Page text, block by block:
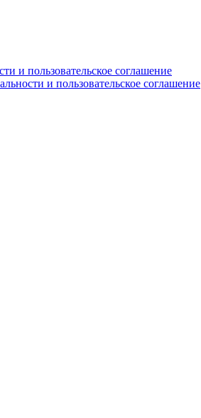
и пользовательское соглашение
и пользовательское соглашение